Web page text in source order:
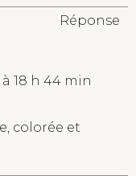
Réponse
à 18 h 44 min
colorée et